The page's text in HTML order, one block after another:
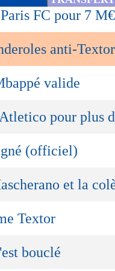
FC pour 7
anti-
valide
pour plus
(officiel)
et la
Textor
bouclé